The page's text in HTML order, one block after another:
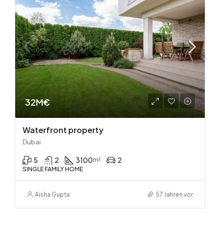
32M€
Waterfront property
Dubai
5 2 3100m² 2
SINGLE FAMILY HOME
Aisha Gupta 57 Jahren vor